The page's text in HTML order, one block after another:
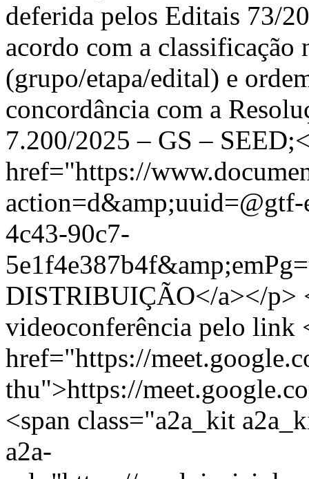
deferida pelos Editais 73/
acordo com a classificação
(grupo/etapa/edital) e
concordância com a
7.200/2025 – GS –
href="https://
action=d&amp;uuid=@gtf-
4c43-90c7-
DISTRIBUIÇÃO</a></p>
videoconferência pelo link
href="https://
thu">https://
<span class="a2a_kit
a2a-